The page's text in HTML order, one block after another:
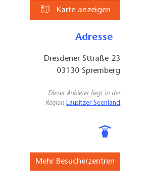
Karte anzeigen
Adresse
Dresdener Sttraße 23
03130 Spremberg
Dieser Anbieter liegt in der
Region Lausitzer Seenland
Mehr Besucherzentren